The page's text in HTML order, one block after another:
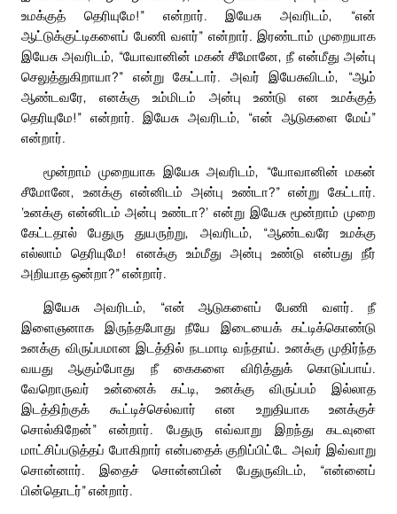
உமக்குத் தெரியுமே!” என்றார். இயேசு அவரிடம், “என்
ஆட்டுக்குட்டிகளைப் பேணி வளர்” என்றார். இரண்டாம் முறையாக
இயேசு அவரிடம், “யோவானின் மகன் சீமோனே, நீ என்மீது அன்பு
செலுத்துகிறாயா?” என்று கேட்டார். அவர் இயேசுவிடம், “ஆம்
ஆண்டவரே, எனக்கு உம்மிடம் அன்பு உண்டு என உமக்குத்
தெரியுமே!” என்றார். இயேசு அவரிடம், “என் ஆடுகளை மேய்”
என்றார்.
மூன்றாம் முறையாக இயேசு அவரிடம், “யோவானின் மகன்
சீமோனே, உனக்கு என்னிடம் அன்பு உண்டா?” என்று கேட்டார்.
‘உனக்கு என்னிடம் அன்பு உண்டா?’ என்று இயேசு மூன்றாம் முறை
கேட்டதால் பேதுரு துயருற்று, அவரிடம், “ஆண்டவரே உமக்கு
எல்லாம் தெரியுமே! எனக்கு உம்மீது அன்பு உண்டு என்பது நீர்
அறியாத ஒன்றா?” என்றார்.
இயேசு அவரிடம், “என் ஆடுகளைப் பேணி வளர். நீ
இளைஞனாக இருந்தபோது நீயே இடையைக் கட்டிக்கொண்டு
உனக்கு விருப்பமான இடத்தில் நடமாடி வந்தாய். உனக்கு முதிர்ந்த
வயது ஆகும்போது நீ கைகளை விரித்துக் கொடுப்பாய்.
வேறொருவர் உன்னைக் கட்டி, உனக்கு விருப்பம் இல்லாத
இடத்திற்குக் கூட்டிச்செல்வார் என உறுதியாக உனக்குச்
சொல்கிறேன்” என்றார். பேதுரு எவ்வாறு இறந்து கடவுளை
மாட்சிப்படுத்தப் போகிறார் என்பதைக் குறிப்பிட்டே அவர் இவ்வாறு
சொன்னார். இதைச் சொன்னபின் பேதுருவிடம், “என்னைப்
பின்தொடர்” என்றார்.